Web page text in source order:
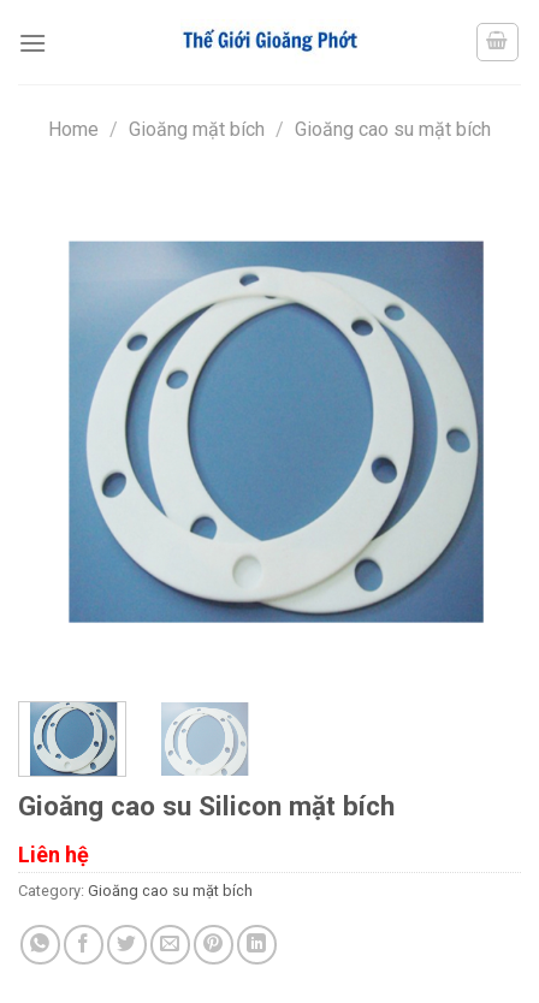
đến
Home / Gioăng mặt bích / Gioăng cao su mặt bích
Gioăng cao su Silicon mặt bích
Liên hệ
Category: Gioăng cao su mặt bích